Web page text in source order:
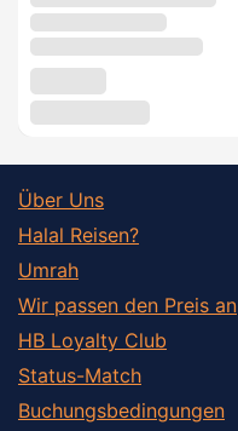
Über Uns
Halal Reisen?
Umrah
Wir passen den Preis an
HB Loyalty Club
Status-Match
Buchungsbedingungen